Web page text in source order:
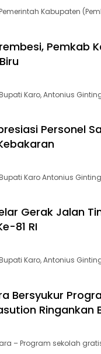
Kabupaten
Pemkab
Karo, Antonius
Personel
Karo Antonius
Gerak Jalan
81 RI
Karo, Antonius
Bersyukur
Ringankan
– Program sekolah